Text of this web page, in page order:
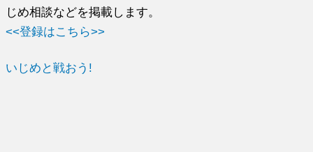
じめ相談などを掲載します。
<<登録はこちら>>
いじめと戦おう!